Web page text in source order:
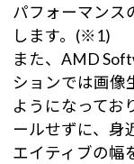
パフォーマンス
します。(※1)
また、AMD
ションでは画像
ようになってお
ールせずに、身
エイティブの幅